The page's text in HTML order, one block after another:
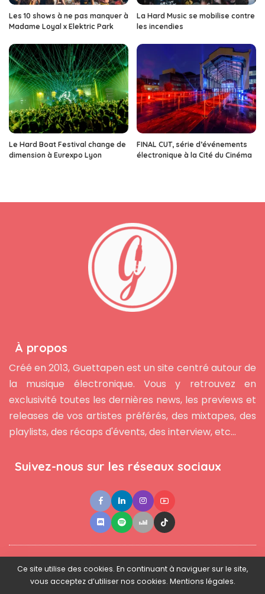
Les 10 shows à ne pas manquer à
Madame Loyal x Elektric Park
La Hard Music se mobilise contre
les incendies
Le Hard Boat Festival change de
dimension à Eurexpo Lyon
FINAL CUT, série d’événements
électronique à la Cité du Cinéma
À propos
Créé en 2013, Guettapen est un site centré autour de
la musique électronique. Vous y retrouvez en
exclusivité toutes les dernières news, les previews et
releases de vos artistes préférés, des mixtapes, des
playlists, des récaps d'évents, des interview, etc...
Suivez-nous sur les réseaux sociaux
Contact ●Newsletter ● L'équipe ● Mentions légales
Ce site utilise des cookies. En continuant à naviguer sur le site,
vous acceptez d’utiliser nos cookies. Mentions légales.